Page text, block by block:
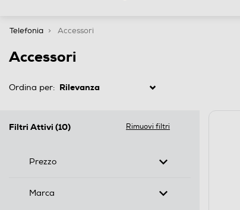
Telefonia Accessori
Accessori
Ordina per:
Filtri Attivi (10) Rimuovi filtri
Prezzo
Marca